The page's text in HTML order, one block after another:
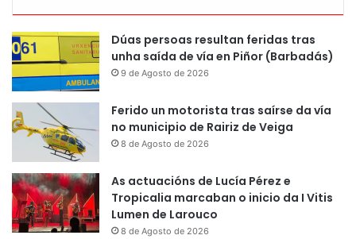
Dúas persoas resultan feridas tras
unha saída de vía en Piñor (Barbadás)
9 de Agosto de 2026
Ferido un motorista tras saírse da vía
no municipio de Rairiz de Veiga
8 de Agosto de 2026
As actuacións de Lucía Pérez e
Tropicalia marcaban o inicio da I Vitis
Lumen de Larouco
8 de Agosto de 2026